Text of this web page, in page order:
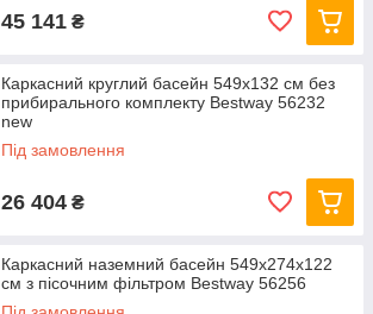
45 141 ₴
Каркасний круглий басейн 549x132 см без
прибирального комплекту Bestway 56232
new
Під замовлення
26 404 ₴
Каркасний наземний басейн 549x274x122
см з пісочним фільтром Bestway 56256